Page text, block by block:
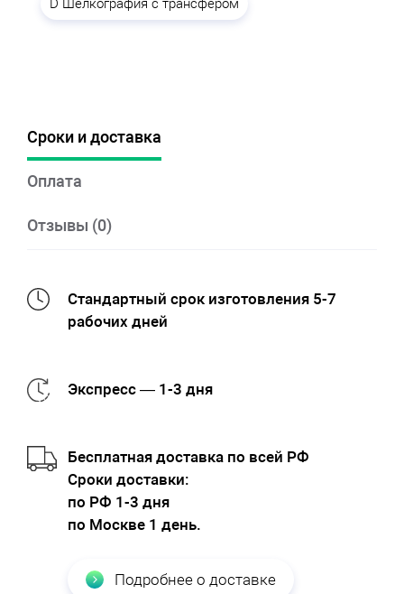
D Шелкография с трансфером
Сроки и доставка
Оплата
Отзывы (0)
Стандартный срок изготовления 5-7
рабочих дней
Экспресс — 1-3 дня
Бесплатная доставка по всей РФ
Cроки доставки:
по РФ 1-3 дня
по Москве 1 день.
Подробнее о доставке